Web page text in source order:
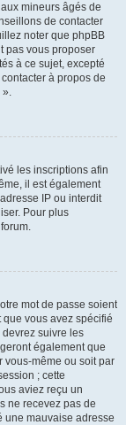
mineurs âgés de
de contacter
noter que phpBB
pas vous proposer
à ce sujet, excepté
à propos de
».
les inscriptions afin
il est également
IP ou interdit
Pour plus
mot de passe soient
que vous avez spécifié
suivre les
également que
vous-même ou soit par
; cette
aviez reçu un
ne recevez pas de
une mauvaise adresse